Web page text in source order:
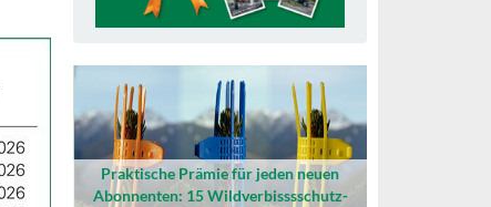
Praktische Prämie für jeden neuen
Abonnenten: 15 Wildverbisssschutz-